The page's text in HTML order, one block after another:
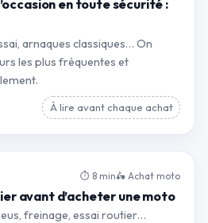
en toute sécurité :
arnaques classiques… On
les plus fréquentes et
À lire avant chaque achat
⏱ 8 min🛵 Achat moto
avant d’acheter une moto
freinage, essai routier…